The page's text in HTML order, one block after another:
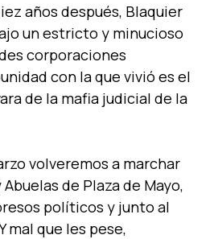
años después, Blaquier
un estricto y minucioso
corporaciones
con la que vivió es el
de la mafia judicial de la
volveremos a marchar
de Plaza de Mayo,
políticos y junto al
mal que les pese,